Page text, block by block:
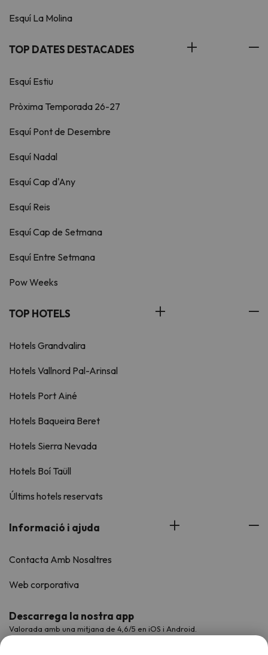
Esquí La Molina
TOP DATES DESTACADES
Esquí Estiu
Pròxima Temporada 26-27
Esquí Pont de Desembre
Esquí Nadal
Esquí Cap d'Any
Esquí Reis
Esquí Cap de Setmana
Esquí Entre Setmana
Pow Weeks
TOP HOTELS
Hotels Grandvalira
Hotels Vallnord Pal-Arinsal
Hotels Port Ainé
Hotels Baqueira Beret
Hotels Sierra Nevada
Hotels Boí Taüll
Últims hotels reservats
Informació i ajuda
Contacta Amb Nosaltres
Web corporativa
Descarrega la nostra app
Valorada amb una mitjana de 4,6/5 en iOS i Android.